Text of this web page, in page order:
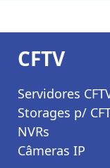
CFTV
Servidores
Storages p/
NVRs
Câmeras IP